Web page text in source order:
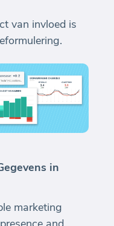
van invloed is
in
marketing